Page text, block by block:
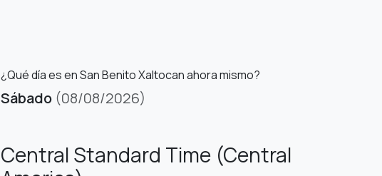
¿Qué día es en San Benito Xaltocan ahora mismo?
Sábado (08/08/2026)
Central Standard Time (Central